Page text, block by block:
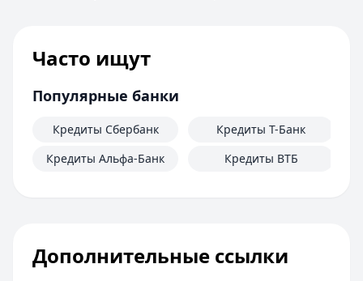
Часто ищут
Популярные банки
Кредиты Сбербанк
Кредиты Альфа-Банк
Кредиты Т-Банк
Кредиты ВТБ
Дополнительные ссылки